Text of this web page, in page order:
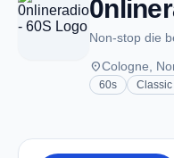
Non-stop die
placeCologne,
60s